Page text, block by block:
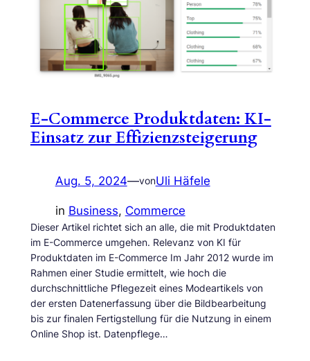
E-Commerce Produktdaten: KI-
Einsatz zur Effizienzsteigerung
Aug. 5, 2024—vonUli Häfele
in Business, Commerce
Dieser Artikel richtet sich an alle, die mit Produktdaten
im E-Commerce umgehen. Relevanz von KI für
Produktdaten im E-Commerce Im Jahr 2012 wurde im
Rahmen einer Studie ermittelt, wie hoch die
durchschnittliche Pflegezeit eines Modeartikels von
der ersten Datenerfassung über die Bildbearbeitung
bis zur finalen Fertigstellung für die Nutzung in einem
Online Shop ist. Datenpflege…